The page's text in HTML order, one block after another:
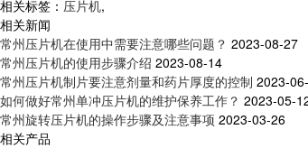
相关标签： 压片机,
相关新闻
常州压片机在使用中需要注意哪些问题？ 2023-08-27
常州压片机的使用步骤介绍 2023-08-14
常州压片机制片要注意剂量和药片厚度的控制 2023-
如何做好常州单冲压片机的维护保养工作？ 2023-05-
常州旋转压片机的操作步骤及注意事项 2023-03-26
相关产品